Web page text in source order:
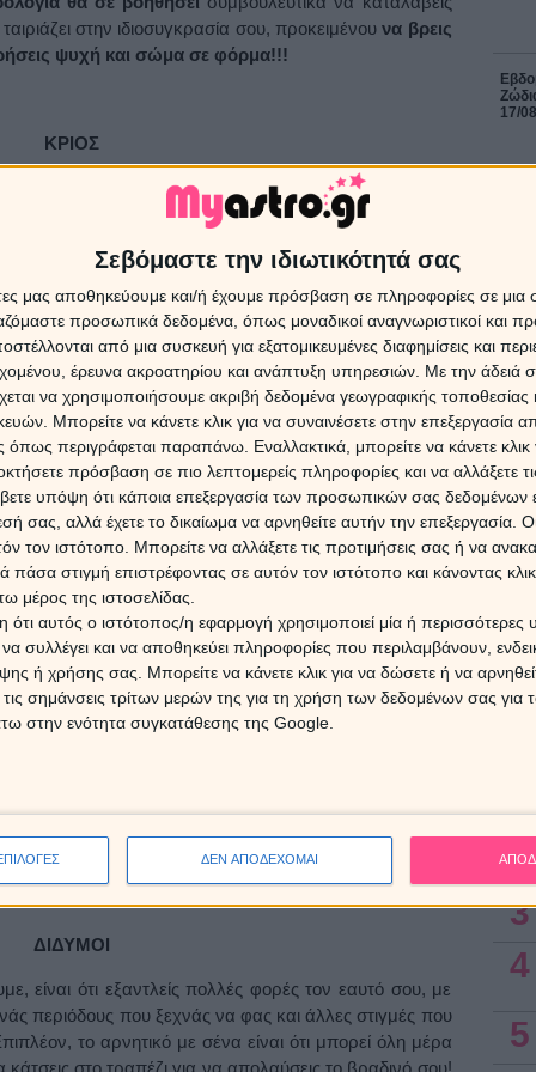
Σεβόμαστε την ιδιωτικότητά σας
μας αποθηκεύουμε και/ή έχουμε πρόσβαση σε πληροφορίες σε
προσωπικά δεδομένα, όπως μοναδικοί αναγνωριστικοί και
από μια συσκευή για εξατομικευμένες διαφημίσεις και
έρευνα ακροατηρίου και ανάπτυξη υπηρεσιών. Με την άδειά
να χρησιμοποιήσουμε ακριβή δεδομένα γεωγραφικής τοποθεσίας
Μπορείτε να κάνετε κλικ για να συναινέσετε στην επεξεργασία
περιγράφεται παραπάνω. Εναλλακτικά, μπορείτε να κάνετε κλικ
πρόσβαση σε πιο λεπτομερείς πληροφορίες και να αλλάξετε
υπόψη ότι κάποια επεξεργασία των προσωπικών σας δεδομένων
σας, αλλά έχετε το δικαίωμα να αρνηθείτε αυτήν την επεξεργασία.
τον ιστότοπο. Μπορείτε να αλλάξετε τις προτιμήσεις σας ή να
στιγμή επιστρέφοντας σε αυτόν τον ιστότοπο και κάνοντας
μέρος της ιστοσελίδας.
αυτός ο ιστότοπος/η εφαρμογή χρησιμοποιεί μία ή περισσότερες
συλλέγει και να αποθηκεύει πληροφορίες που περιλαμβάνουν,
ή χρήσης σας. Μπορείτε να κάνετε κλικ για να δώσετε ή να
σημάνσεις τρίτων μερών της για τη χρήση των δεδομένων σας
στην ενότητα συγκατάθεσης της Google.
ΔΕΝ ΑΠΟΔΕΧΟΜΑΙ
στην ιδιοσυγκρασία σου, προκειμένουνα βρεις
ψυχή και σώμα σε φόρμα!!!
ΚΡΙΟΣ
δίαιτες, γιατί ξέρεις καλά ότι παρόλο που θα
θα τις βαρεθείς. Προσπάθησε να βάλεις ένα
και να σου είναι! Κόψε τα συχνά τσιμπολογήματα
γρήγορα σνακ που παίρνεις το πρωί (τυροπιτούλες,
προσπάθησε να καθιερώσεις το πρωινό, το γεύμα και
σου φρούτα και λαχανικά!
νέα δραστηριότητα, τότε η ιδανική πρόταση για
ένα σπορ που έχει δράση και ανταγωνισμό! Για
ή κάποιο ομαδικό άθλημα, το οποίο θα σε βοηθά
σου!
ΤΑΥΡΟΣ
σου αρέσουν οι λιχουδιές και τα λουκούλλεια γεύματα,
που είσαι και θαυμαστής των γλυκών! Αν λοιπόν
ενδιαφέρεσαι να βελτιώσεις την ποιότητα της διατροφής
τα εξής: 1) Μην ξεσπάς τα νεύρα, το στρες ή τη
ελαφριά γεύματα!
σωματική δραστηριότητα, όμως έχεις καλλιτεχνική
ένα νέο ενδιαφέρον, το οποίο θα ασκεί
πρόταση για σένα είναι να ξεκινήσεις χορό. Ο
ιδιοσυγκρασία σου και θα σε βοηθήσει όχι μόνο στην
ψυχαγωγία σου! Επιπλέον, αν δεν έχεις χρόνο για
καθιέρωσε περιπάτους στη φύση το σαββατοκύριακο.
ΔΙΔΥΜΟΙ
είναι ότι εξαντλείς πολλές φορές τον εαυτό σου, με
περιόδους που ξεχνάς να φας και άλλες στιγμές που
το αρνητικό με σένα είναι ότι μπορεί όλη μέρα
17/08
16
στις
8
Ο
8
1
2
3
4
5